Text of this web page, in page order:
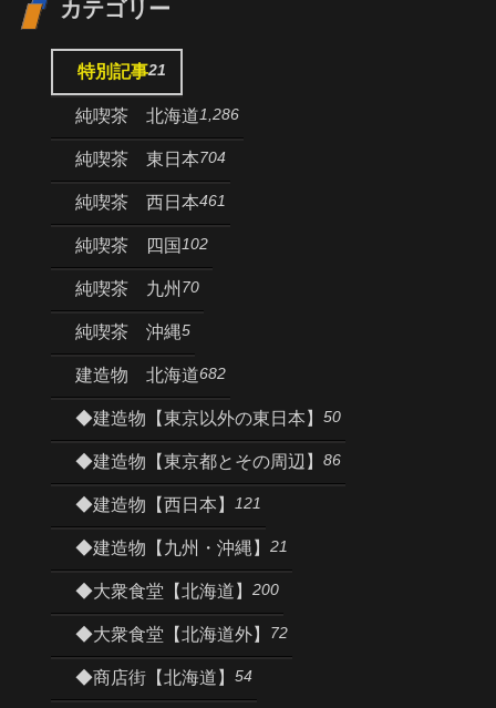
カテゴリー
特別記事21
純喫茶 北海道1,286
純喫茶 東日本704
純喫茶 西日本461
純喫茶 四国 102
純喫茶 九州 70
純喫茶 沖縄5
建造物 北海道682
◆建造物【東京以外の東日本】 50
◆建造物【東京都とその周辺】 86
◆建造物【西日本】 121
◆建造物【九州・沖縄】 21
◆大衆食堂【北海道】 200
◆大衆食堂【北海道外】 72
◆商店街【北海道】 54